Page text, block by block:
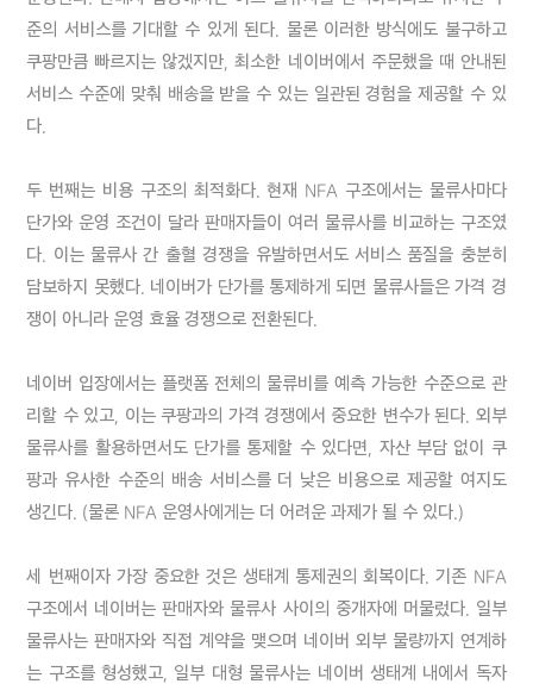
준의 서비스를 기대할 수 있게 된다. 물론 이러한 방식에도 불구하고
쿠팡만큼 빠르지는 않겠지만, 최소한 네이버에서 주문했을 때 안내된
서비스 수준에 맞춰 배송을 받을 수 있는 일관된 경험을 제공할 수 있
다.
두 번째는 비용 구조의 최적화다. 현재 NFA 구조에서는 물류사마다
단가와 운영 조건이 달라 판매자들이 여러 물류사를 비교하는 구조였
다. 이는 물류사 간 출혈 경쟁을 유발하면서도 서비스 품질을 충분히
담보하지 못했다. 네이버가 단가를 통제하게 되면 물류사들은 가격 경
쟁이 아니라 운영 효율 경쟁으로 전환된다.
네이버 입장에서는 플랫폼 전체의 물류비를 예측 가능한 수준으로 관
리할 수 있고, 이는 쿠팡과의 가격 경쟁에서 중요한 변수가 된다. 외부
물류사를 활용하면서도 단가를 통제할 수 있다면, 자산 부담 없이 쿠
팡과 유사한 수준의 배송 서비스를 더 낮은 비용으로 제공할 여지도
생긴다. (물론 NFA 운영사에게는 더 어려운 과제가 될 수 있다.)
세 번째이자 가장 중요한 것은 생태계 통제권의 회복이다. 기존 NFA
구조에서 네이버는 판매자와 물류사 사이의 중개자에 머물렀다. 일부
물류사는 판매자와 직접 계약을 맺으며 네이버 외부 물량까지 연계하
는 구조를 형성했고, 일부 대형 물류사는 네이버 생태계 내에서 독자